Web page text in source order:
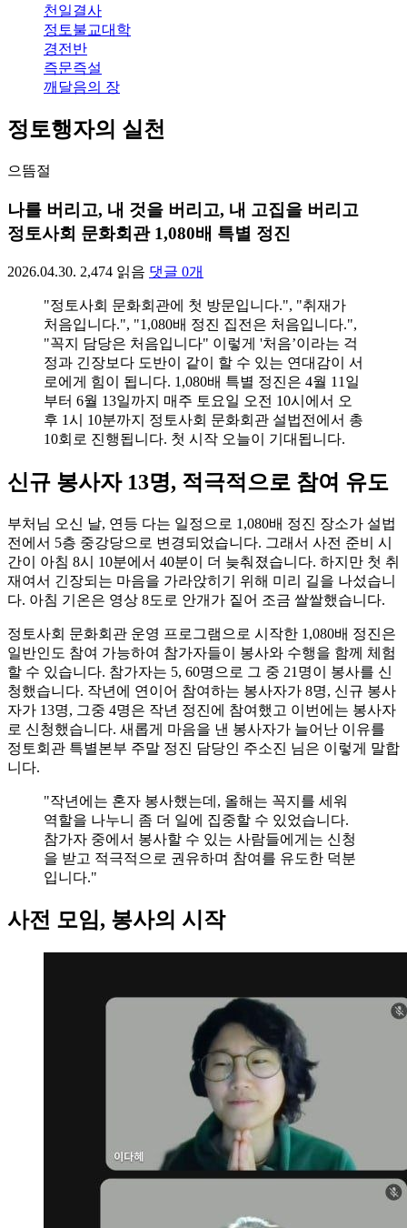
천일결사
정토불교대학
경전반
즉문즉설
깨달음의 장
정토행자의 실천
으뜸절
나를 버리고, 내 것을 버리고, 내 고집을 버리고
정토사회 문화회관 1,080배 특별 정진
2026.04.30. 2,474 읽음 댓글 0개
"정토사회 문화회관에 첫 방문입니다.", "취재가
처음입니다.", "1,080배 정진 집전은 처음입니다.",
"꼭지 담당은 처음입니다" 이렇게 '처음’이라는 걱
정과 긴장보다 도반이 같이 할 수 있는 연대감이 서
로에게 힘이 됩니다. 1,080배 특별 정진은 4월 11일
부터 6월 13일까지 매주 토요일 오전 10시에서 오
후 1시 10분까지 정토사회 문화회관 설법전에서 총
10회로 진행됩니다. 첫 시작 오늘이 기대됩니다.
신규 봉사자 13명, 적극적으로 참여 유도
부처님 오신 날, 연등 다는 일정으로 1,080배 정진 장소가 설법
전에서 5층 중강당으로 변경되었습니다. 그래서 사전 준비 시
간이 아침 8시 10분에서 40분이 더 늦춰졌습니다. 하지만 첫 취
재여서 긴장되는 마음을 가라앉히기 위해 미리 길을 나섰습니
다. 아침 기온은 영상 8도로 안개가 짙어 조금 쌀쌀했습니다.
정토사회 문화회관 운영 프로그램으로 시작한 1,080배 정진은
일반인도 참여 가능하여 참가자들이 봉사와 수행을 함께 체험
할 수 있습니다. 참가자는 5, 60명으로 그 중 21명이 봉사를 신
청했습니다. 작년에 연이어 참여하는 봉사자가 8명, 신규 봉사
자가 13명, 그중 4명은 작년 정진에 참여했고 이번에는 봉사자
로 신청했습니다. 새롭게 마음을 낸 봉사자가 늘어난 이유를
정토회관 특별본부 주말 정진 담당인 주소진 님은 이렇게 말합
니다.
"작년에는 혼자 봉사했는데, 올해는 꼭지를 세워
역할을 나누니 좀 더 일에 집중할 수 있었습니다.
참가자 중에서 봉사할 수 있는 사람들에게는 신청
을 받고 적극적으로 권유하며 참여를 유도한 덕분
입니다."
사전 모임, 봉사의 시작